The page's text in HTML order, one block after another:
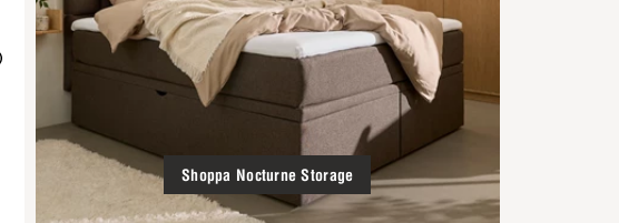
Shoppa Nocturne Storage